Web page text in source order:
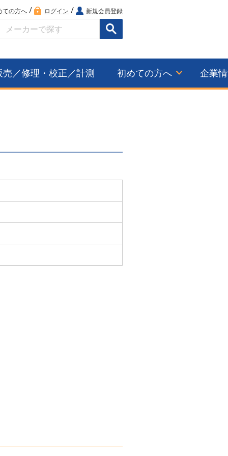
ての方へ / ログイン / 新規会員登録
売／修理・校正／計測 初めての方へ 企業